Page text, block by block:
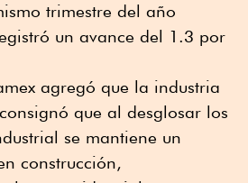
trimestre del año
un avance del 1.3 por
agregó que la industria
que al desglosar los
se mantiene un
construcción,